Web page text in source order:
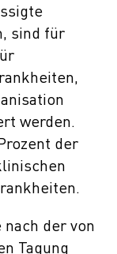
sind für
werden.
der
nach der von
Tagung